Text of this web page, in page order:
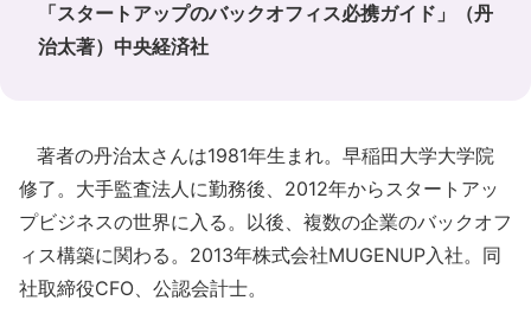
「スタートアップのバックオフィス必携ガイド」（丹
治太著）中央経済社
著者の丹治太さんは1981年生まれ。早稲田大学大学院
修了。大手監査法人に勤務後、2012年からスタートアッ
プビジネスの世界に入る。以後、複数の企業のバックオフ
ィス構築に関わる。2013年株式会社MUGENUP入社。同
社取締役CFO、公認会計士。